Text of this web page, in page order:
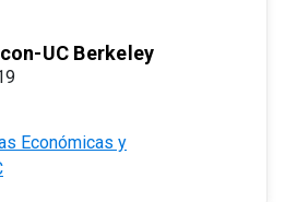
UC Berkeley
Económicas y